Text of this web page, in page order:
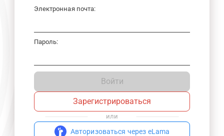
Электронная почта:
Пароль:
Войти
Зарегистрироваться
или
Авторизоваться через eLama